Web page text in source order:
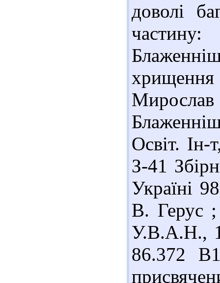
доволі
Мирослав
Освіт.
З-41
Україні
В. Герус
У.В.А.Н.,
86.372